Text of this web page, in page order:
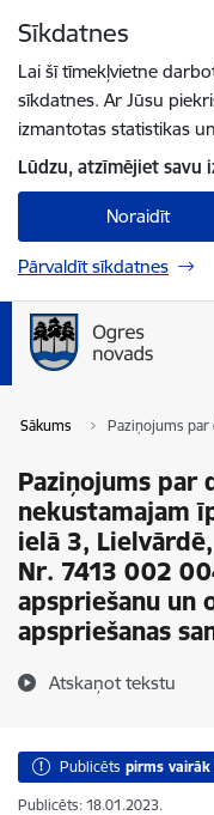
Sīkdatnes
Lai šī tīmekļvietne
sīkdatnes. Ar Jūsu
izmantotas statistikas
Lūdzu, atzīmējiet savu
Noraidīt
Pārvaldīt sīkdatnes
Sākums Paziņojums par
Paziņojums par
nekustamajam
ielā 3,
Nr. 7413 002
apspriešanu un
apspriešanas
Atskaņot tekstu
Publicēts pirms vairāk
Publicēts: 18.01.2023.